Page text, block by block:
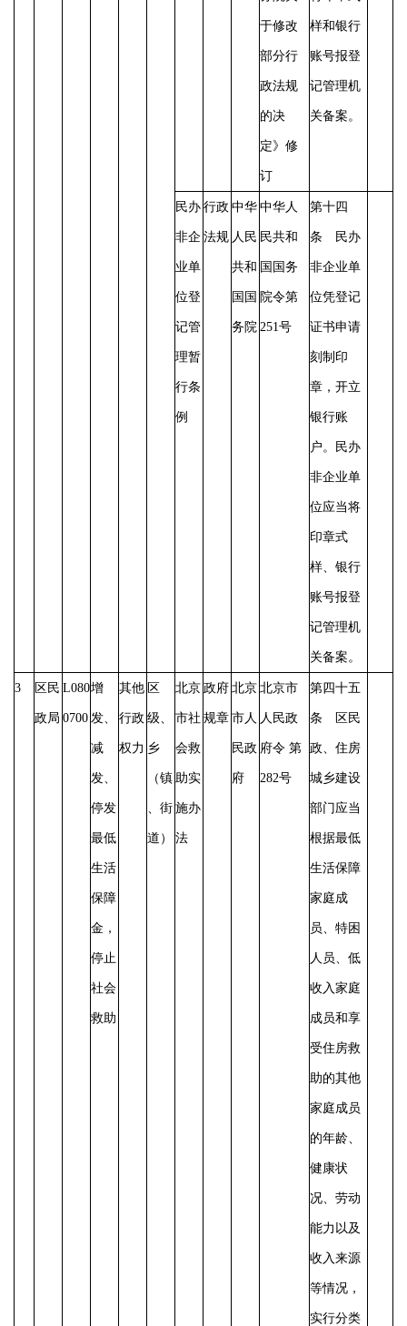
于修改
部分行
政法规
的决
定》修
订
样和银行
账号报登
记管理机
关备案。
民办
非企
业单
位登
记管
理暂
行条
例
行政
法规
中华
人民
共和
国国
务院
中华人
民共和
国国务
院令第
251号
第十四
条 民办
非企业单
位凭登记
证书申请
刻制印
章，开立
银行账
户。民办
非企业单
位应当将
印章式
样、银行
账号报登
记管理机
关备案。
3 区民
政局
L080
0700
增
发、
减
发、
停发
最低
生活
保障
金，
停止
社会
救助
其他
行政
权力
区
级、
乡
（镇
、街
道）
北京
市社
会救
助实
施办
法
政府
规章
北京
市人
民政
府
北京市
人民政
府令 第
282号
第四十五
条 区民
政、住房
城乡建设
部门应当
根据最低
生活保障
家庭成
员、特困
人员、低
收入家庭
成员和享
受住房救
助的其他
家庭成员
的年龄、
健康状
况、劳动
能力以及
收入来源
等情况，
实行分类